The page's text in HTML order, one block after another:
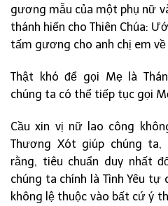
gương mẫu của một phụ nữ
thánh hiến cho Thiên Chúa:
tấm gương cho anh chị em
Thật khó để gọi Mẹ là
chúng ta có thể tiếp tục gọi
Cầu xin vị nữ lao công
Thương Xót giúp chúng ta,
rằng, tiêu chuẩn duy nhất
chúng ta chính là Tình Yêu tự
không lệ thuộc vào bất cứ ý